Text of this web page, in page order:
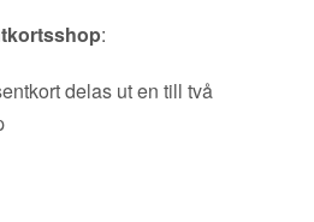
:
delas ut en till två